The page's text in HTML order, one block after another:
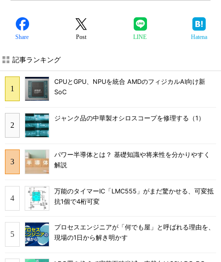
Share Post LINE Hatena
記事ランキング
CPUとGPU、NPUを統合 AMDのフィジカルAI向け新
SoC
ジャンク品の中華製オシロスコープを修理する（1）
パワー半導体とは？ 基礎知識や将来性を分かりやすく
解説
万能のタイマーIC「LMC555」がまだ驚かせる、可変抵
抗1個で4桁可変
プロセスエンジニアが「何でも屋」と呼ばれる理由を、
現場の1日から解き明かす